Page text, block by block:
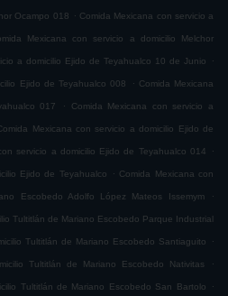
Ocampo 018 . Comida Mexicana con servicio a
Mexicana con servicio a domicilio Melchor
a domicilio Ejido de Teyahualco 10 de Junio .
Ejido de Teyahualco 008 . Comida Mexicana
017 . Comida Mexicana con servicio a
Mexicana con servicio a domicilio Ejido de
servicio a domicilio Ejido de Teyahualco 014 .
Ejido de Teyahualco . Comida Mexicana con
Escobedo Adolfo López Mateos Issemym .
Tultitlán de Mariano Escobedo Parque Industrial
Tultitlán de Mariano Escobedo Santiaguito .
Tultitlán de Mariano Escobedo Nativitas .
Tultitlán de Mariano Escobedo San Bartolo .